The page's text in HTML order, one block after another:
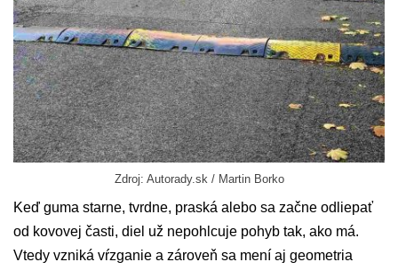
Zdroj: Autorady.sk / Martin Borko
Keď guma starne, tvrdne, praská alebo sa začne odliepať
od kovovej časti, diel už nepohlcuje pohyb tak, ako má.
Vtedy vzniká vŕzganie a zároveň sa mení aj geometria